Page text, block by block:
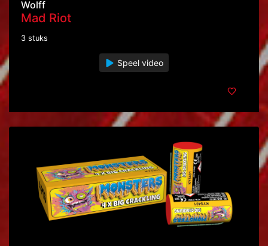
Wolff
Mad Riot
3 stuks
Speel video